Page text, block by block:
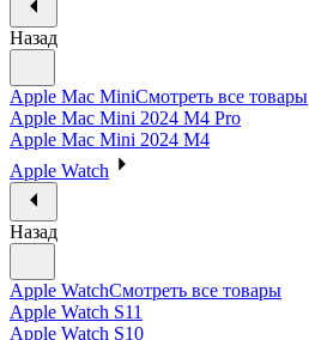
Назад
Apple Mac MiniСмотреть все товары
Apple Mac Mini 2024 M4 Pro
Apple Mac Mini 2024 M4
Apple Watch
Назад
Apple WatchСмотреть все товары
Apple Watch S11
Apple Watch S10